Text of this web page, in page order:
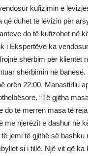
kufizimin e
që duhet të lëvizin për
do të kufizohet në
i Ekspertëve ka
shërbim për klientët
shërbimin në
orën 22:00. Manastirliu
“Të gjitha
do të merren masa të
me njerëzit e dashur në
jemi të gjithë së
si i tillë. Një vit që